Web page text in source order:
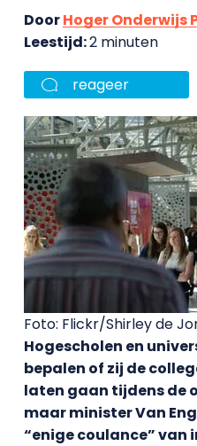
DoorHoger Onderwijs
Leestijd:2 minuten
reageer
Foto: Flickr/Shirley de
Hogescholen en
bepalen of zij de
laten gaan tijdens de
maar minister Van
“enige coulance” van